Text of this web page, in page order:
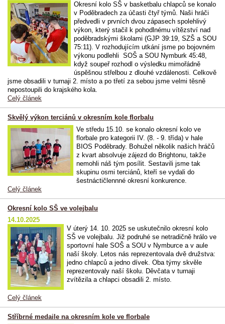
Okresní kolo SŠ v basketbalu chlapců se konalo
v Poděbradech za účasti čtyř týmů. Naši hráči
předvedli v prvních dvou zápasech spolehlivý
výkon, který stačil k pohodlnému vítězství nad
poděbradskými školami (GJP 39:19, SZŠ a SOU
75:11). V rozhodujícím utkání jsme po bojovném
výkonu podlehli SOŠ a SOU Nymburk 45:48,
když soupeř rozhodl o výsledku mimořádně
úspěšnou střelbou z dlouhé vzdálenosti. Celkově
jsme obsadili v turnaji 2. místo a po třetí za sebou jsme velmi těsně
nepostoupili do krajského kola.
Celý článek
Skvělý výkon terciánů v okresním kole florbalu
Ve středu 15.10. se konalo okresní kolo ve
florbale pro kategorii IV. (8. - 9. třída) v hale
BIOS Poděbrady. Bohužel několik našich hráčů
z kvart absolvuje zájezd do Brightonu, takže
nemohli náš tým posílit. Sestavili jsme tak
skupinu osmi terciánů, kteří se vydali do
šestnáctičlennné okresní konkurence.
Celý článek
Okresní kolo SŠ ve volejbalu
14.10.2025
V úterý 14. 10. 2025 se uskutečnilookresní kolo
SŠ vevolejbalu. Již podruhé se netradičně hrálo ve
sportovní hale SOŠ a SOU v Nymburce a v aule
naší školy. Letos nás reprezentovala dvě družstva:
jedno chlapců a jedno dívek. Oba týmy skvěle
reprezentovaly naší školu. Děvčata v turnaji
zvítězila a chlapci obsadili 2. místo.
Celý článek
Stříbrné medaile na okresním kole ve florbale